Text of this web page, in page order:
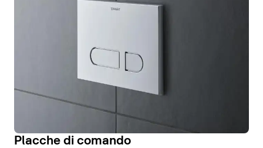
Placche di comando